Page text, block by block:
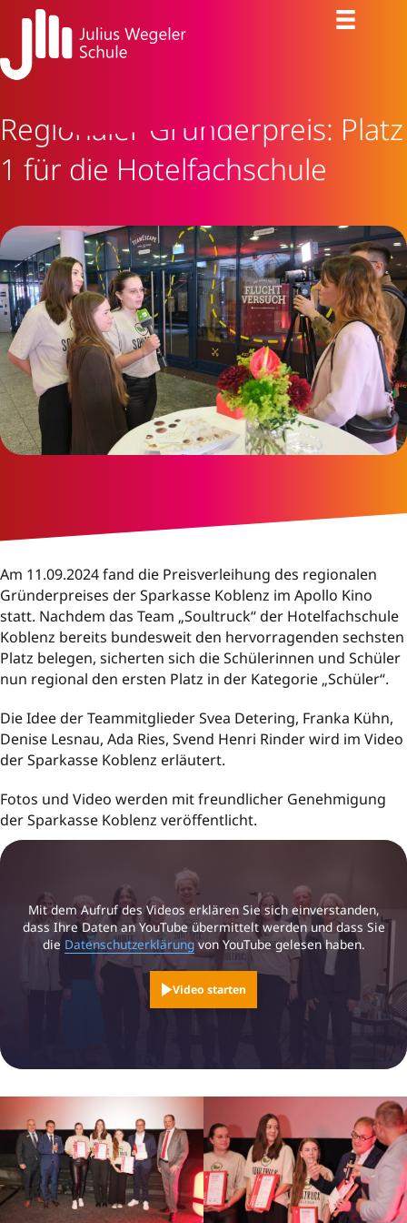
Regionaler Gründerpreis: Platz
1 für die Hotelfachschule
Am 11.09.2024 fand die Preisverleihung des regionalen
Gründerpreises der Sparkasse Koblenz im Apollo Kino
statt. Nachdem das Team „Soultruck“ der Hotelfachschule
Koblenz bereits bundesweit den hervorragenden sechsten
Platz belegen, sicherten sich die Schülerinnen und Schüler
nun regional den ersten Platz in der Kategorie „Schüler“.
Die Idee der Teammitglieder Svea Detering, Franka Kühn,
Denise Lesnau, Ada Ries, Svend Henri Rinder wird im Video
der Sparkasse Koblenz erläutert.
Fotos und Video werden mit freundlicher Genehmigung
der Sparkasse Koblenz veröffentlicht.
Mit dem Aufruf des Videos erklären Sie sich einverstanden,
dass Ihre Daten an YouTube übermittelt werden und dass Sie
die Datenschutzerklärungvon YouTube gelesen haben.
Video starten